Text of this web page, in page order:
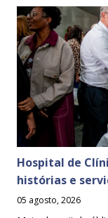
Hospital de
histórias e
05 agosto, 2026